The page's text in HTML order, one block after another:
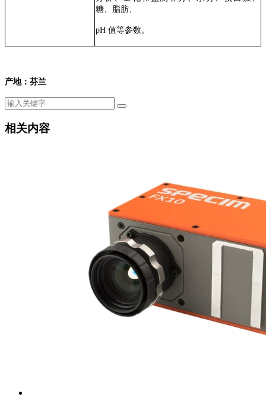
糖、脂肪、
pH 值等参数。
产地：芬兰
相关内容